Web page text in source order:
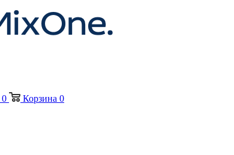
0 Корзина 0